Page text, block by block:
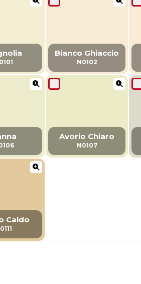
Bianco Ghiaccio
N0102
Avorio Chiaro
N0107
Caldo